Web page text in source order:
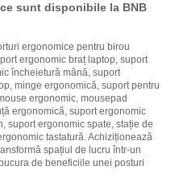
sunt disponibile la BNB
ergonomice pentru birou
ergonomic braț laptop, suport
încheietură mână, suport
minge ergonomică, suport pentru
ergonomic, mousepad
ergonomică, suport ergonomic
suport ergonomic spate, stație de
tastatură. Achiziționează
spațiul de lucru într-un
de beneficiile unei posturi